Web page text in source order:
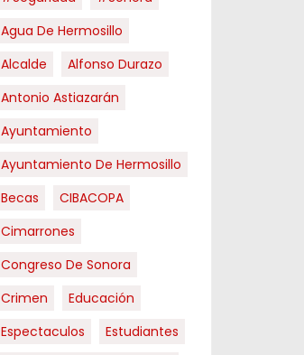
Agua De Hermosillo
Alcalde
Alfonso Durazo
Antonio Astiazarán
Ayuntamiento
Ayuntamiento De Hermosillo
Becas
CIBACOPA
Cimarrones
Congreso De Sonora
Crimen
Educación
Espectaculos
Estudiantes